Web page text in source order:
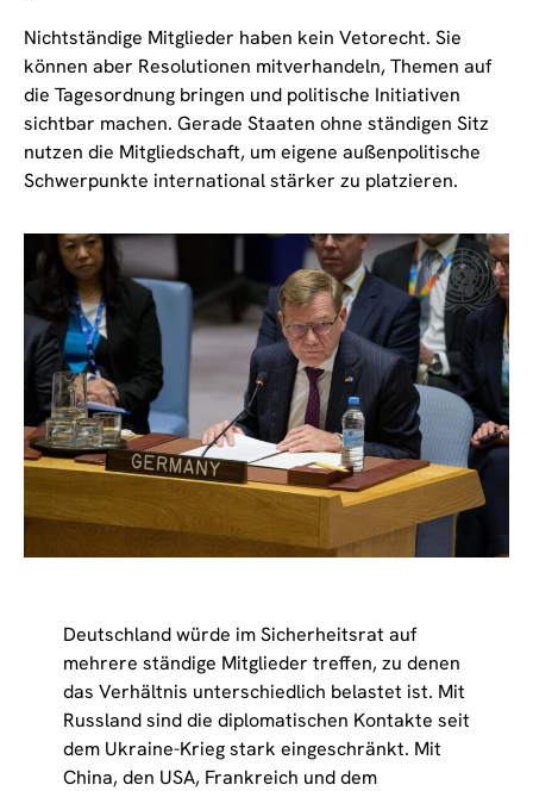
Nichtständige Mitglieder haben kein Vetorecht. Sie
können aber Resolutionen mitverhandeln, Themen auf
die Tagesordnung bringen und politische Initiativen
sichtbar machen. Gerade Staaten ohne ständigen Sitz
nutzen die Mitgliedschaft, um eigene außenpolitische
Schwerpunkte international stärker zu platzieren.
Deutschland würde im Sicherheitsrat auf
mehrere ständige Mitglieder treffen, zu denen
das Verhältnis unterschiedlich belastet ist. Mit
Russland sind die diplomatischen Kontakte seit
dem Ukraine-Krieg stark eingeschränkt. Mit
China, den USA, Frankreich und dem